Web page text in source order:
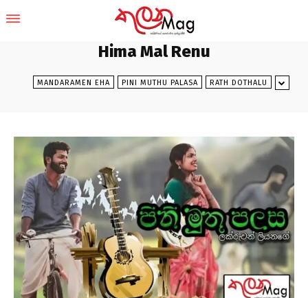
Hima Mal Renu
MANDARAMEN EHA PINI MUTHU PALASA RATH DOTHALU